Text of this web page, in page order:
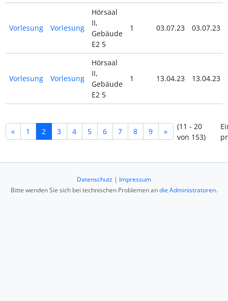
Vorlesung Vorlesung
Hörsaal
II,
Gebäude
E2 5
1 03.07.23 03.07.23
Vorlesung Vorlesung
Hörsaal
II,
Gebäude
E2 5
1 13.04.23 13.04.23
« 1 2 3 4 5 6 7 8 9 »
(11 - 20
von 153)
Datenschutz | Impressum
Bitte wenden Sie sich bei technischen Problemen andie Administratoren.